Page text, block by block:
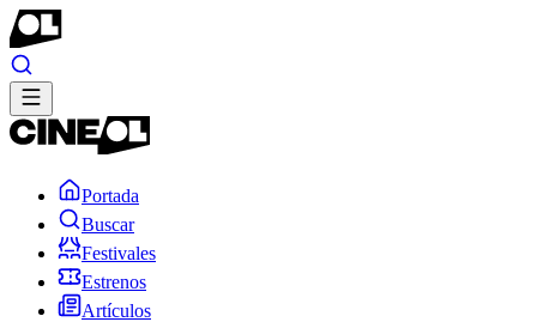
Portada
Buscar
Festivales
Estrenos
Artículos